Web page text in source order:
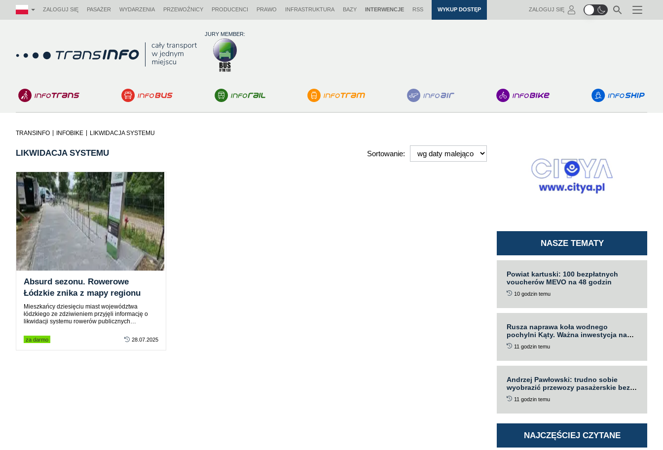
ZALOGUJ SIĘ PASAŻER WYDARZENIA PRZEWOŹNICY PRODUCENCI PRAWO INFRASTRUKTURA BAZY INTERWENCJE RSS WYKUP DOSTĘP ZALOGUJ SIĘ Menu
Logo
JURY MEMBER:
TRANSINFO INFOBIKE LIKWIDACJA SYSTEMU
LIKWIDACJA SYSTEMU Sortowanie:
Absurd sezonu. Rowerowe
Łódzkie znika z mapy regionu
Mieszkańcy dziesięciu miast województwa
łódzkiego ze zdziwieniem przyjęli informację o
likwidacji systemu rowerów publicznych…
za darmo 28.07.2025
NASZE TEMATY
Powiat kartuski: 100 bezpłatnych
voucherów MEVO na 48 godzin
10 godzin temu
Rusza naprawa koła wodnego
pochylni Kąty. Ważna inwestycja na
Kanale Elbląskim
11 godzin temu
Andrzej Pawłowski: trudno sobie
wyobrazić przewozy pasażerskie bez
POLREGIO. Konkurencji się nie boję
11 godzin temu
NAJCZĘŚCIEJ CZYTANE